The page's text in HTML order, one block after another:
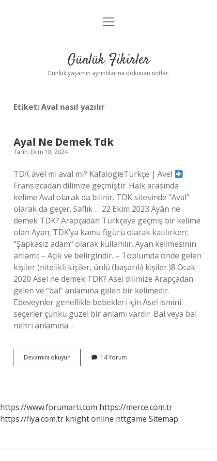
Anasayfa
Yasal Uyarı
menüyü
Günlük Fikirler
Günlük yaşamın ayrıntılarına dokunan notlar.
Etiket:Aval nasıl yazılır
Ayal Ne Demek Tdk
Tarih: Ekim 18, 2024
TDK avel mi aval mı? KafalogieTürkçe | Avel
Fransızcadan dilimize geçmiştir. Halk arasında
kelime Aval olarak da bilinir. TDK sitesinde “Aval”
olarak da geçer. Saflık … 22 Ekim 2023 Ayân ne
demek TDK? Arapçadan Türkçeye geçmiş bir kelime
olan Ayan; TDK’ya kamu figürü olarak katılırken;
“Şapkasız adam” olarak kullanılır. Ayan kelimesinin
anlamı; – Açık ve belirgindir. – Toplumda önde gelen
kişiler (nitelikli kişiler, ünlü (başarılı) kişiler.)8 Ocak
2020 Asel ne demek TDK? Asel dilimize Arapçadan
gelen ve “bal” anlamına gelen bir kelimedir.
Ebeveynler genellikle bebekleri için Asel ismini
seçerler çünkü güzel bir anlamı vardır. Bal veya bal
nehri anlamına…
Devamını okuyun
Ne
14 Yorum
https://www.forumarti.com https://merce.com.tr
https://fiya.com.tr knight online nttgame Sitemap